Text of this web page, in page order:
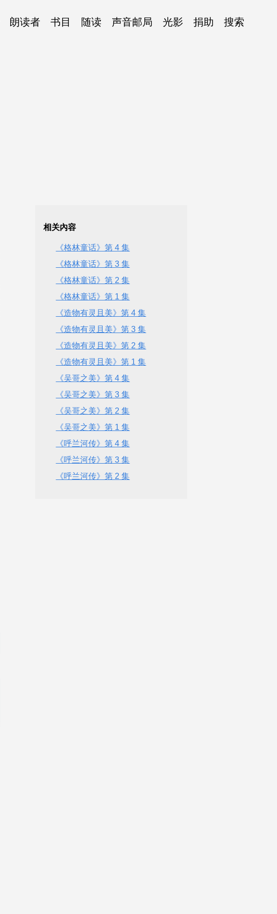
朗读者 书目 随读 声音邮局 光影 捐助 搜索
相关內容
《格林童话》第 4 集
《格林童话》第 3 集
《格林童话》第 2 集
《格林童话》第 1 集
《造物有灵且美》第 4 集
《造物有灵且美》第 3 集
《造物有灵且美》第 2 集
《造物有灵且美》第 1 集
《吴哥之美》第 4 集
《吴哥之美》第 3 集
《吴哥之美》第 2 集
《吴哥之美》第 1 集
《呼兰河传》第 4 集
《呼兰河传》第 3 集
《呼兰河传》第 2 集